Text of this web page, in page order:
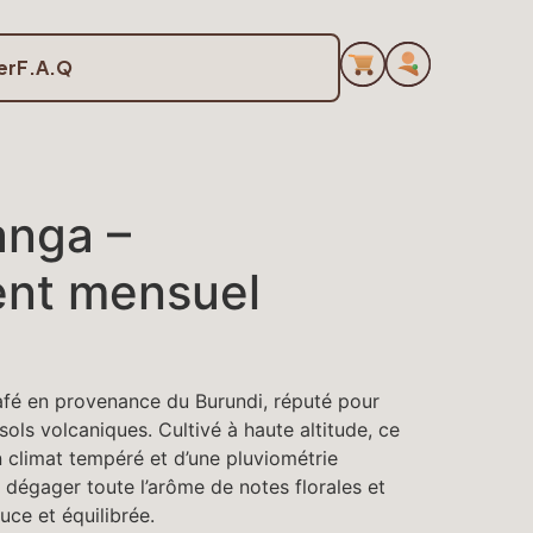
F.A.Q
–
mensuel
en provenance du Burundi, réputé pour
volcaniques. Cultivé à haute altitude, ce
climat tempéré et d’une pluviométrie
toute l’arôme de notes florales et
et équilibrée.